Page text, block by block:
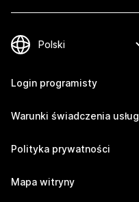
Login programisty
Warunki świadczenia usług
Polityka prywatności
Mapa witryny